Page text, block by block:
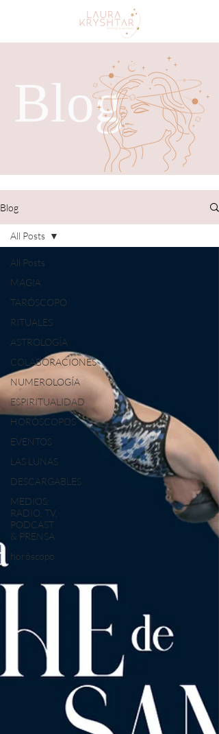
Blog
Blog
All Posts
MAGIA
TARÓSCOPO
RITUALES
ASTROLOGÍA
COLABORACIONES
NUMEROLOGÍA
ESPIRITUALIDAD
HORÓSCOPOS
EVENTOS
LAS LUNAS
DESCARGABLES
MEDIOS:
RADIO, TV,
PODCAST
& PRENSA
horóscopo
All Posts